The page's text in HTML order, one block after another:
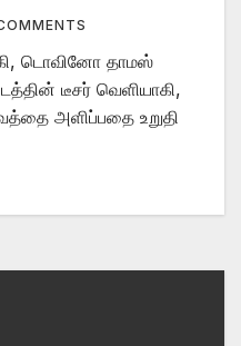
டொவினோ தாமஸ்
டீசர் வெளியாகி,
அளிப்பதை உறுதி